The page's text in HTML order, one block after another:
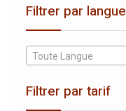
Filtrer par langue
Toute Langue
Filtrer par tarif